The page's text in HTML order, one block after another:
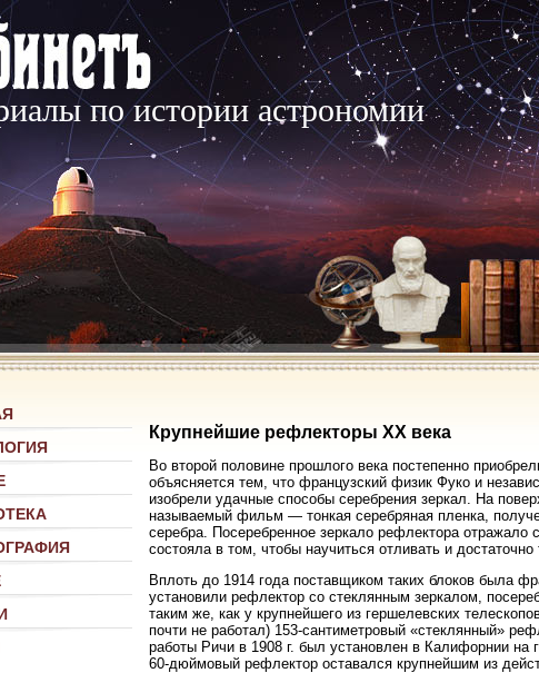
по истории астрономии
Крупнейшие рефлекторы XX века
Во второй половине прошлого века постепенно
объясняется тем, что французский физик Фуко и
изобрели удачные способы серебрения зеркал. На
называемый фильм — тонкая серебряная пленка,
серебра. Посеребренное зеркало рефлектора
состояла в том, чтобы научиться отливать и
Вплоть до 1914 года поставщиком таких блоков была
установили рефлектор со стеклянным зеркалом,
таким же, как у крупнейшего из гершелевских
почти не работал) 153-сантиметровый «стеклянный»
работы Ричи в 1908 г. был установлен в Калифорнии на
60-дюймовый рефлектор оставался крупнейшим из